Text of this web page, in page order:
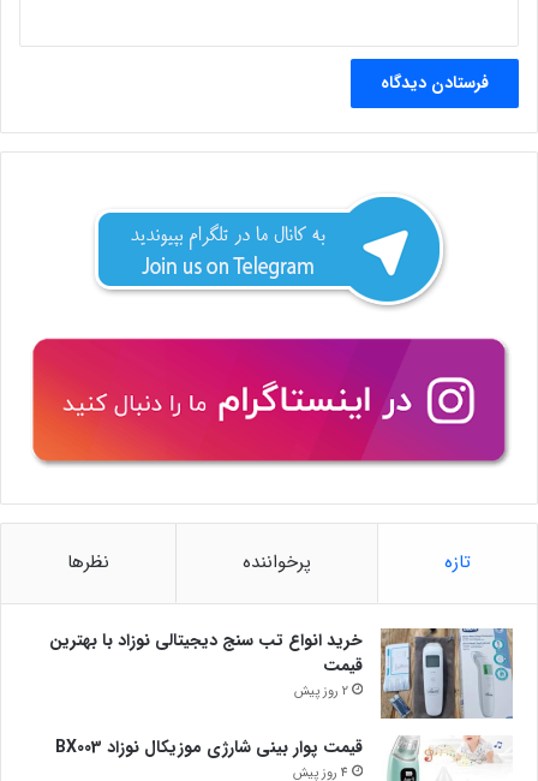
تازه پرخواننده نظرها
خرید انواع تب سنج دیجیتالی نوزاد با بهترین
قیمت
2 روز پیش
قیمت پوار بینی شارژی موزیکال نوزاد BX003
4 روز پیش